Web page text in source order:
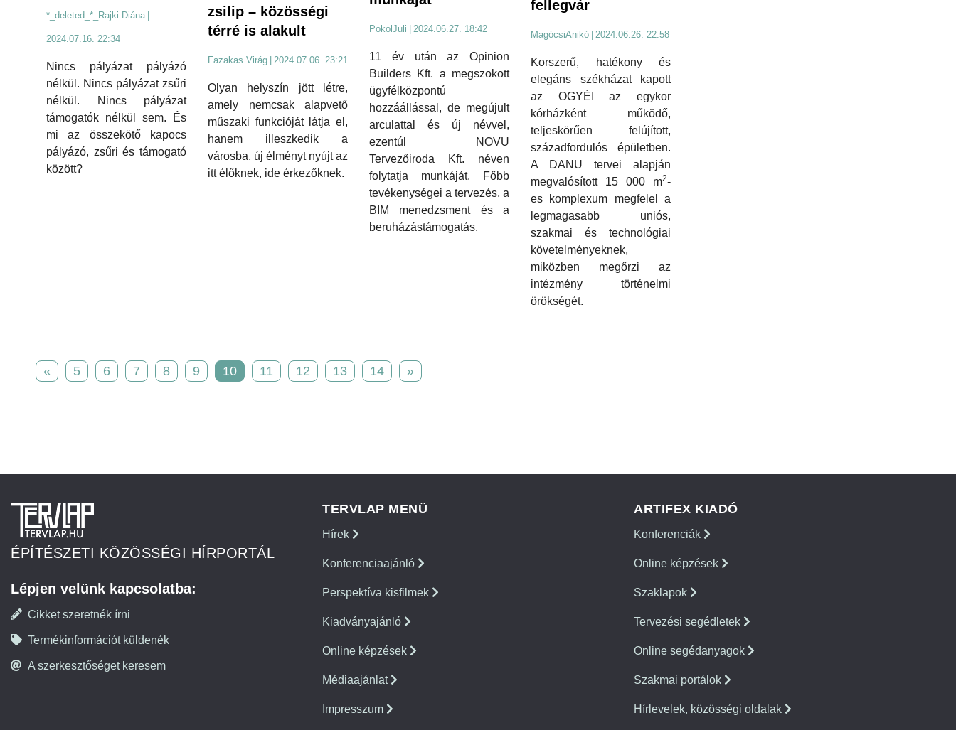
*_deleted_*_Rajki Diána
2024.07.16. 22:34
Nincs pályázat pályázó
nélkül. Nincs pályázat zsűri
nélkül. Nincs pályázat
támogatók nélkül sem. És
mi az összekötő kapocs
pályázó, zsűri és támogató
között?
zsilip – közösségi
térré is alakult
Fazakas Virág 2024.07.06. 23:21
Olyan helyszín jött létre,
amely nemcsak alapvető
műszaki funkcióját látja el,
hanem illeszkedik a
városba, új élményt nyújt az
itt élőknek, ide érkezőknek.
PokolJuli | 2024.06.27. 18:42
11 év után az Opinion
Builders Kft. a megszokott
ügyfélközpontú
hozzáállással, de megújult
arculattal és új névvel,
ezentúl NOVU
Tervezőiroda Kft. néven
folytatja munkáját. Főbb
tevékenységei a tervezés, a
BIM menedzsment és a
beruházástámogatás.
fellegvár
MagócsiAnikó 2024.06.26. 22:58
Korszerű, hatékony és
elegáns székházat kapott
az OGYÉI az egykor
kórházként működő,
teljeskörűen felújított,
századfordulós épületben.
A DANU tervei alapján
megvalósított 15 000 m2-
es komplexum megfelel a
legmagasabb uniós,
szakmai és technológiai
követelményeknek,
miközben megőrzi az
intézmény történelmi
örökségét.
« 5 6 7 8 9 10 11 12 13 14 »
ÉPÍTÉSZETI KÖZÖSSÉGI HÍRPORTÁL
Lépjen velünk kapcsolatba:
Cikket szeretnék írni
Termékinformációt küldenék
A szerkesztőséget keresem
TERVLAP MENÜ
Hírek
Konferenciaajánló
Perspektíva kisfilmek
Kiadványajánló
Online képzések
Médiaajánlat
Impresszum
ARTIFEX KIADÓ
Konferenciák
Online képzések
Szaklapok
Tervezési segédletek
Online segédanyagok
Szakmai portálok
Hírlevelek, közösségi oldalak